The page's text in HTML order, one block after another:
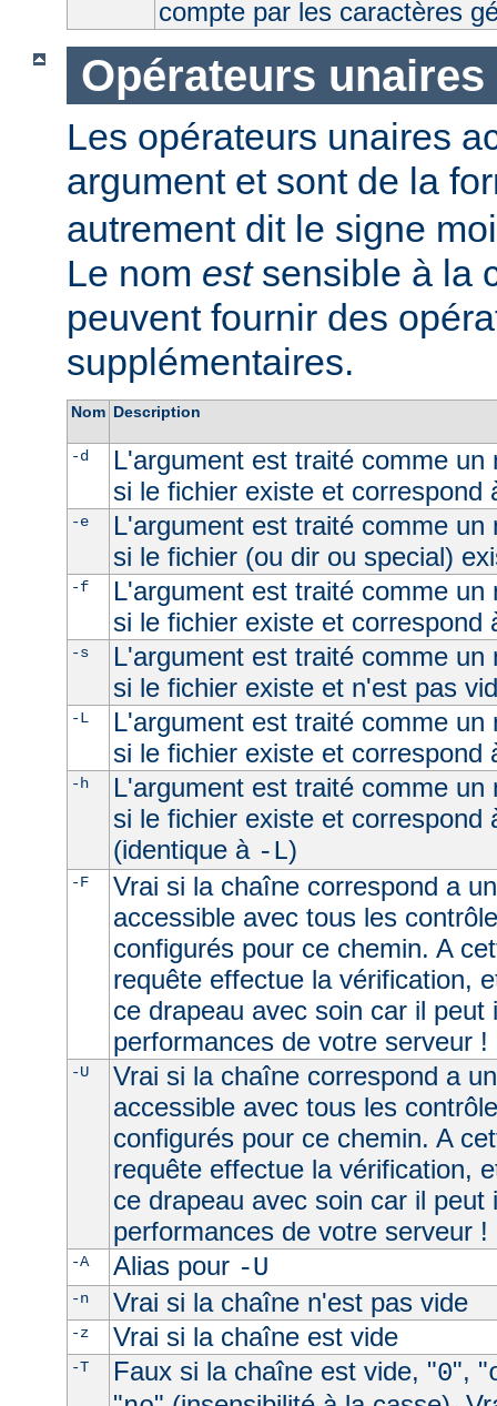
compte par les caractères
Opérateurs unaires
Les opérateurs unaires
argument et sont de la
autrement dit le signe
Le nom estsensible à la
peuvent fournir des
supplémentaires.
Nom Description
-d
L'argument est traité comme un
si le fichier existe et correspond
-e
L'argument est traité comme un
si le fichier (ou dir ou special)
-f
L'argument est traité comme un
si le fichier existe et correspond
-s
L'argument est traité comme un
si le fichier existe et n'est pas
-L
L'argument est traité comme un
si le fichier existe et correspond
-h
L'argument est traité comme un
si le fichier existe et correspond
(identique à -L)
-F
Vrai si la chaîne correspond a
accessible avec tous les
configurés pour ce chemin. A
requête effectue la vérification,
ce drapeau avec soin car il peut
performances de votre serveur !
-U
Vrai si la chaîne correspond a
accessible avec tous les
configurés pour ce chemin. A
requête effectue la vérification,
ce drapeau avec soin car il peut
performances de votre serveur !
-A Alias pour -U
-n Vrai si la chaîne n'est pas vide
-z Vrai si la chaîne est vide
-T Faux si la chaîne est vide, "0", "